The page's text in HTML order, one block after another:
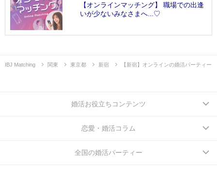
【オンラインマッチング】 職場での出逢
いが少ないみなさまへ...♡
IBJ Matching 関東 東京都 新宿 【新宿】オンラインの婚活パーティー
婚活お役立ちコンテンツ
恋愛・婚活コラム
全国の婚活パーティー